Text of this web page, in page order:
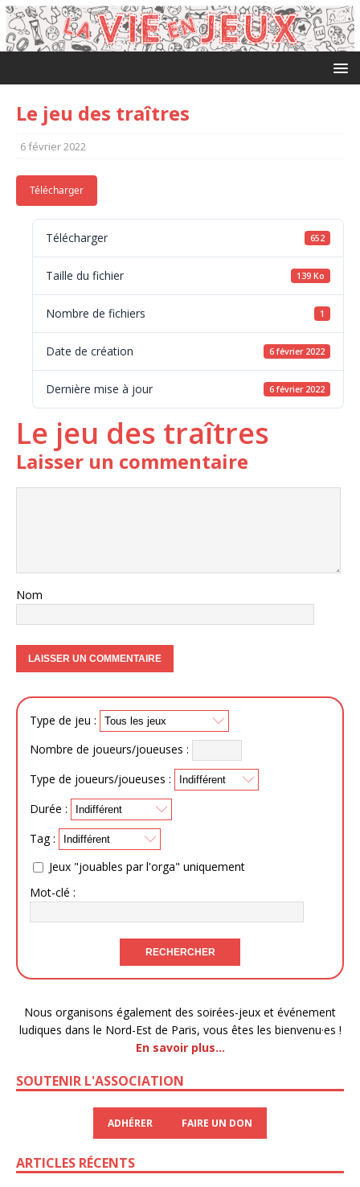
Le jeu des traîtres
6 février 2022
Télécharger
Télécharger 652
Taille du fichier 139 Ko
Nombre de fichiers 1
Date de création 6 février 2022
Dernière mise à jour 6 février 2022
Le jeu des traîtres
Laisser un commentaire
Nom
Type de jeu :
Nombre de joueurs/joueuses :
Type de joueurs/joueuses :
Durée :
Tag :
Jeux "jouables par l'orga" uniquement
Mot-clé :
Nous organisons également des soirées-jeux et événement
ludiques dans le Nord-Est de Paris, vous êtes les bienvenu·es !
En savoir plus…
SOUTENIR L'ASSOCIATION
ADHÉRER FAIRE UN DON
ARTICLES RÉCENTS